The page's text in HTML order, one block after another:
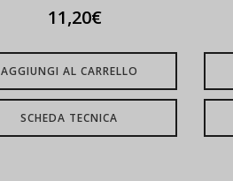
11,20€
AGGIUNGI AL CARRELLO
SCHEDA TECNICA